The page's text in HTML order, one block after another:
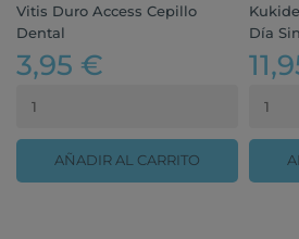
Vitis Duro Access Cepillo
Dental
3,95 €
AÑADIR AL CARRITO
Día